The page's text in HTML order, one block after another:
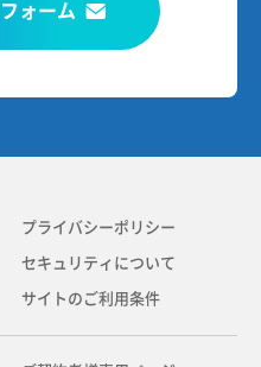
ォーム
プライバシーポリシー
セキュリティについて
サイトのご利用条件